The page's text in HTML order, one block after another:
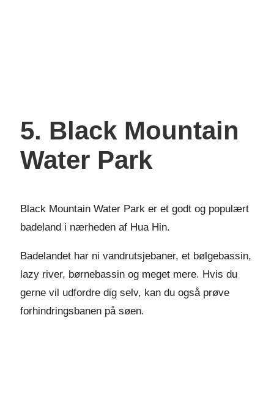
5. Black Mountain
Water Park
Black Mountain Water Park er et godt og populært
badeland i nærheden af Hua Hin.
Badelandet har ni vandrutsjebaner, et bølgebassin,
lazy river, børnebassin og meget mere. Hvis du
gerne vil udfordre dig selv, kan du også prøve
forhindringsbanen på søen.